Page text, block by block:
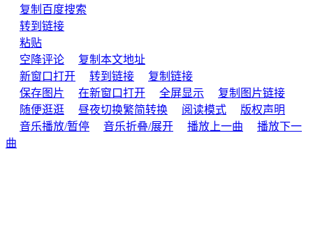
复制 百度搜索
转到链接
粘贴
空降评论
复制本文地址
新窗口打开
转到链接
复制链接
保存图片
在新窗口打开 全屏显示
复制图片链接
随便逛逛
昼夜切换繁简转换 阅读模式
版权声明
音乐播放/暂停
音乐折叠/展开 播放上一曲
播放下一
曲